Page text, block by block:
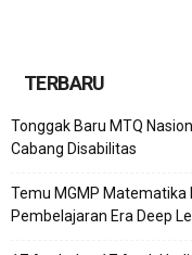
TERBARU
Tonggak Baru MTQ
Cabang Disabilitas
Temu MGMP Matematika
Pembelajaran Era Deep